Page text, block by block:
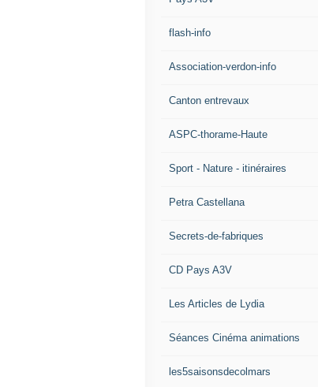
flash-info
Association-verdon-info
Canton entrevaux
ASPC-thorame-Haute
Sport - Nature - itinéraires
Petra Castellana
Secrets-de-fabriques
CD Pays A3V
Les Articles de Lydia
Séances Cinéma animations
les5saisonsdecolmars